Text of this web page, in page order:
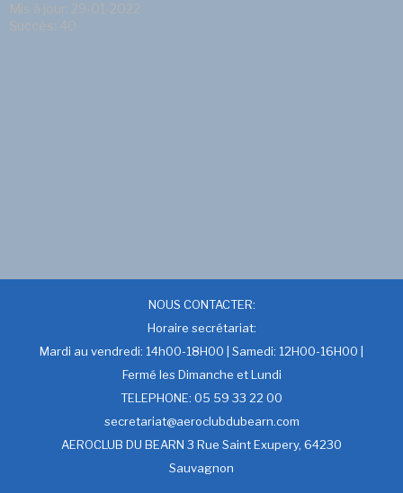
Mis à jour: 29-01-2022
Succès: 40
NOUS CONTACTER:
Horaire secrétariat:
Mardi au vendredi: 14h00-18H00 | Samedi: 12H00-16H00 |
Fermé les Dimanche et Lundi
TELEPHONE: 05 59 33 22 00
secretariat@aeroclubdubearn.com
AEROCLUB DU BEARN 3 Rue Saint Exupery, 64230
Sauvagnon